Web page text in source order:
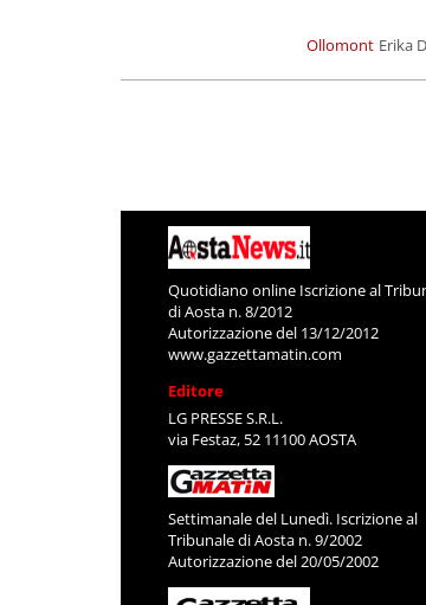
Ollomont Erika
Quotidiano online Iscrizione al
di Aosta n. 8/2012
Autorizzazione del 13/12/2012
www.gazzettamatin.com
Editore
LG PRESSE S.R.L.
via Festaz, 52 11100 AOSTA
Settimanale del Lunedì. Iscrizione al
Tribunale di Aosta n. 9/2002
Autorizzazione del 20/05/2002